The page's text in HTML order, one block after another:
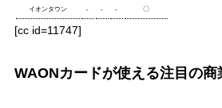
イオンタウン - - - 〇
[cc id=11747]
WAONカードが使える注目の商